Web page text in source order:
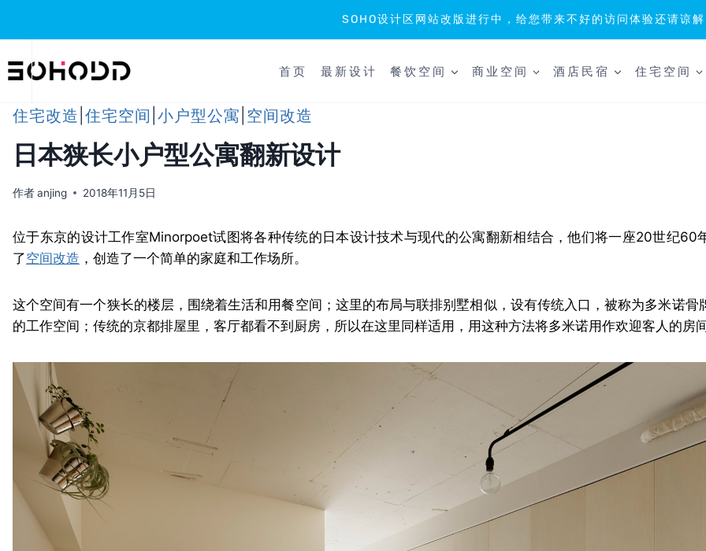
SOHO设计区网站改版进行中，给您带来不好的访问体验还请谅解
到
首页 最新设计 餐饮空间 商业空间 酒店民宿 住宅空间
住宅改造 住宅空间 小户型公寓 空间改造
日本狭长小户型公寓翻新设计
作者anjing 2018年11月5日
位于东京的设计工作室Minorpoet试图将各种传统的日本设计技术与现代的公寓翻新相结合，他们将一座20世纪60
了空间改造 ，创造了一个简单的家庭和工作场所。
这个空间有一个狭长的楼层，围绕着生活和用餐空间；这里的布局与联排别墅相似，设有传统入口，被称为多米诺骨
的工作空间；传统的京都排屋里，客厅都看不到厨房，所以在这里同样适用，用这种方法将多米诺用作欢迎客人的房间